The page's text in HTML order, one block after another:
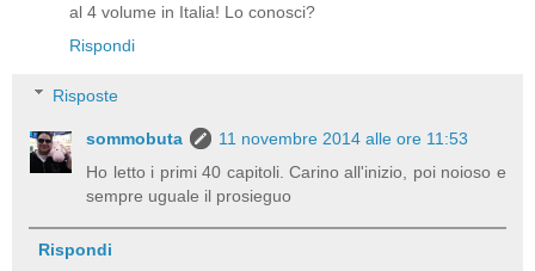
al 4 volume in Italia! Lo conosci?
Rispondi
Risposte
sommobuta
11 novembre 2014 alle ore 11:53
Ho letto i primi 40 capitoli. Carino all'inizio, poi noioso e
sempre uguale il prosieguo
Rispondi